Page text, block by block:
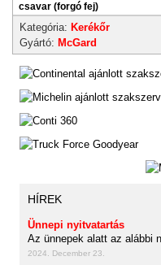
csavar (forgó fej)
Kategória: Kerékőr
Gyártó: McGard
HÍREK
Ünnepi nyitvatartás
Az ünnepek alatt az alábbi
2024. December 23.